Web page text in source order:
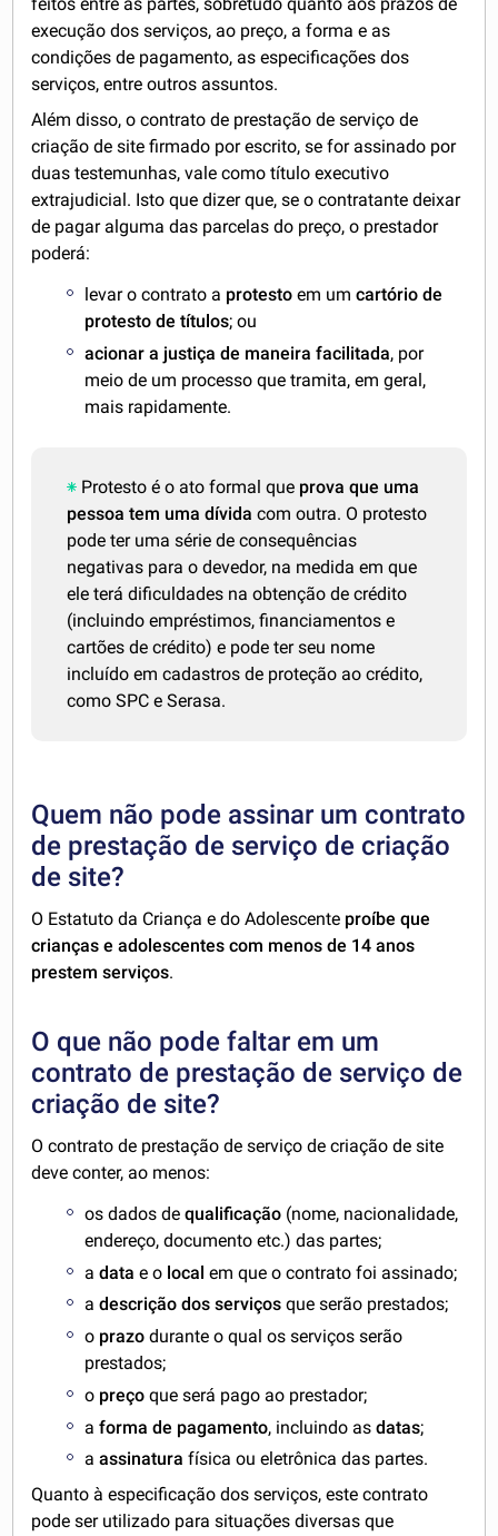
feitos entre as partes, sobretudo quanto aos prazos de
execução dos serviços, ao preço, a forma e as
condições de pagamento, as especificações dos
serviços, entre outros assuntos.
Além disso, o contrato de prestação de serviço de
criação de site firmado por escrito, se for assinado por
duas testemunhas, vale como título executivo
extrajudicial. Isto que dizer que, se o contratante deixar
de pagar alguma das parcelas do preço, o prestador
poderá:
levar o contrato a protestoem umcartório de
protesto de títulos; ou
acionar a justiça de maneira facilitada, por
meio de um processo que tramita, em geral,
mais rapidamente.
Protesto é o ato formal que prova que uma
pessoa tem uma dívida com outra. O protesto
pode ter uma série de consequências
negativas para o devedor, na medida em que
ele terá dificuldades na obtenção de crédito
(incluindo empréstimos, financiamentos e
cartões de crédito) e pode ter seu nome
incluído em cadastros de proteção ao crédito,
como SPC e Serasa.
Quem não pode assinar um contrato
de prestação de serviço de criação
de site?
O Estatuto da Criança e do Adolescente proíbe que
crianças e adolescentes com menos de 14 anos
prestem serviços.
O que não pode faltar em um
contrato de prestação de serviço de
criação de site?
O contrato de prestação de serviço de criação de site
deve conter, ao menos:
os dados dequalificação (nome, nacionalidade,
endereço, documento etc.) das partes;
adatae o localem que o contrato foi assinado;
adescrição dos serviços que serão prestados;
o prazodurante o qual os serviços serão
prestados;
o preçoque será pago ao prestador;
aforma de pagamento, incluindo asdatas;
aassinaturafísica ou eletrônica das partes.
Quanto à especificação dos serviços, este contrato
pode ser utilizado para situações diversas que